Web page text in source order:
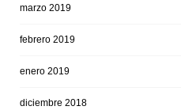
marzo 2019
febrero 2019
enero 2019
diciembre 2018